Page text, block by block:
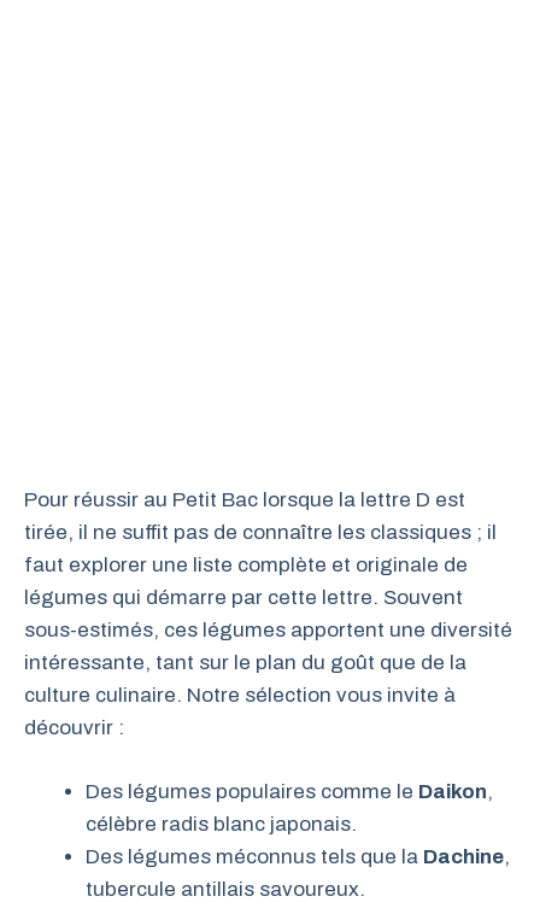
Pour réussir au Petit Bac lorsque la lettre D est
tirée, il ne suffit pas de connaître les classiques ; il
faut explorer une liste complète et originale de
légumes qui démarre par cette lettre. Souvent
sous-estimés, ces légumes apportent une diversité
intéressante, tant sur le plan du goût que de la
culture culinaire. Notre sélection vous invite à
découvrir :
Des légumes populaires comme le Daikon,
célèbre radis blanc japonais.
Des légumes méconnus tels que la Dachine,
tubercule antillais savoureux.